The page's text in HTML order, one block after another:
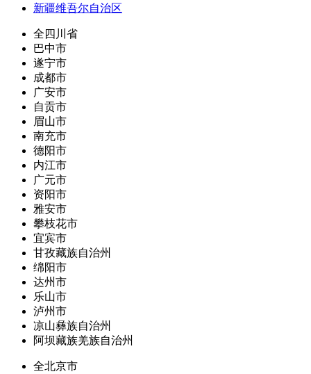
新疆维吾尔自治区
全四川省
巴中市
遂宁市
成都市
广安市
自贡市
眉山市
南充市
德阳市
内江市
广元市
资阳市
雅安市
攀枝花市
宜宾市
甘孜藏族自治州
绵阳市
达州市
乐山市
泸州市
凉山彝族自治州
阿坝藏族羌族自治州
全北京市